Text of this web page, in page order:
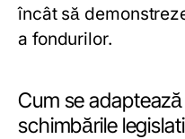
încât să
a fondurilor.
Cum se
schimbările